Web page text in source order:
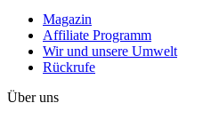
Magazin
Affiliate Programm
Wir und unsere Umwelt
Rückrufe
Über uns